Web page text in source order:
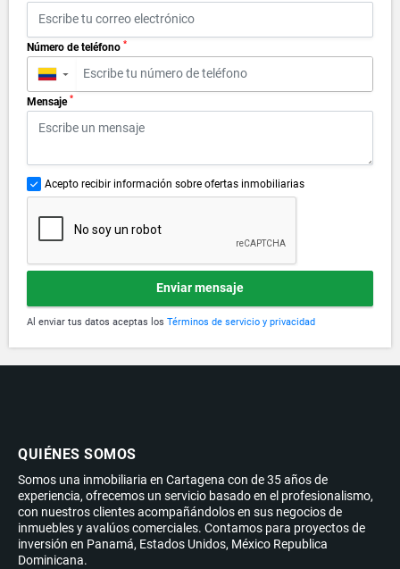
Número de teléfono *
▼
Mensaje *
Acepto recibir información sobre ofertas inmobiliarias
Enviar mensaje
Al enviar tus datos aceptas los Términos de servicio y privacidad
QUIÉNES SOMOS
Somos una inmobiliaria en Cartagena con de 35 años de
experiencia, ofrecemos un servicio basado en el profesionalismo,
con nuestros clientes acompañándolos en sus negocios de
inmuebles y avalúos comerciales. Contamos para proyectos de
inversión en Panamá, Estados Unidos, México Republica
Dominicana.